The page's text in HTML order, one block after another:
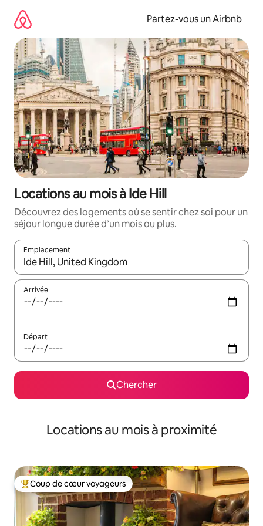
directement
contenu
Partez-vous un Airbnb
Locations au mois à Ide Hill
Découvrez des logements où se sentir chez soi pour un
séjour longue durée d’un mois ou plus.
Emplacement
Quand les résultats sont affichés, parcourez-les en utilisant
Arrivée
Départ
Chercher
Locations au mois à proximité
Coup de cœur voyageurs parmi les plus aimés
Coup de cœur voyageurs